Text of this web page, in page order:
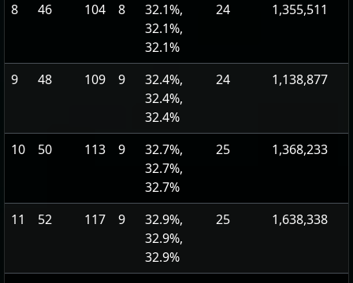
8 46 104 8
32.1%,
32.1%,
32.1%
24 1,355,511
9 48 109 9
32.4%,
32.4%,
32.4%
24 1,138,877
10 50 113 9
32.7%,
32.7%,
32.7%
25 1,368,233
11 52 117 9
32.9%,
32.9%,
32.9%
25 1,638,338